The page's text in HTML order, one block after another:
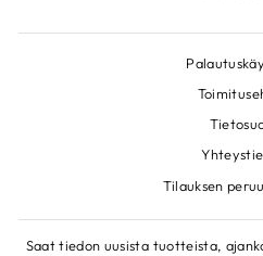
Tilauksen
Saat tiedon uusista tuotteista,